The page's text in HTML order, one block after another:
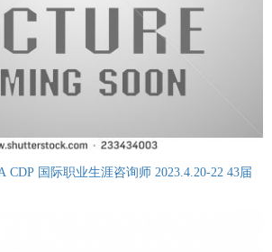
Career Partners NCDA CDP 国际职业生涯咨询师 2023.4.20-22 43届